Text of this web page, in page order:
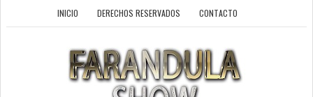
INICIO DERECHOS RESERVADOS CONTACTO